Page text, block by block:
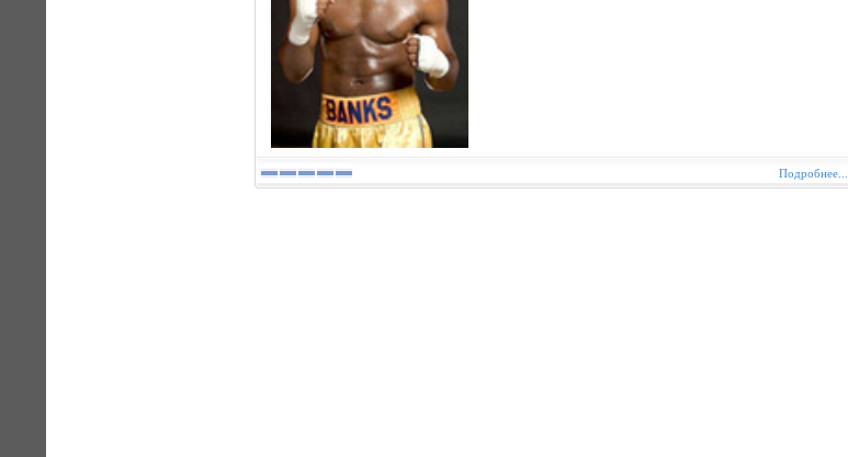
Подробнее...